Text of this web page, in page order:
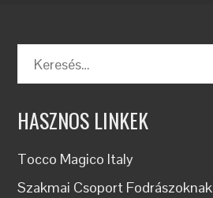
Keresés:
HASZNOS LINKEK
Tocco Magico Italy
Szakmai Csoport Fodrászoknak